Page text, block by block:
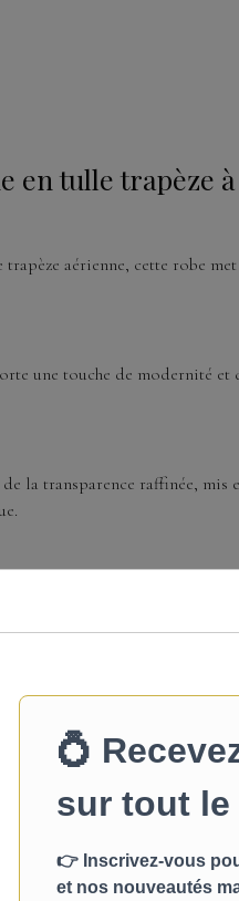
en tulle trapèze
trapèze aérienne, cette robe
une touche de modernité et
la transparence raffinée,
équilibré et une allure
cette robe convient
à la dentelle et au jeu de
avec la jupe